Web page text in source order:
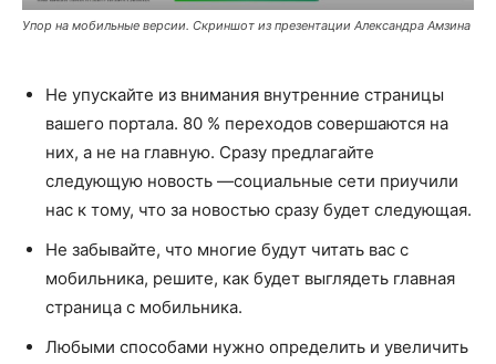
Упор на мобильные версии. Скриншот из презентации Александра Амзина
Не упускайте из внимания внутренние страницы
вашего портала. 80 % переходов совершаются на
них, а не на главную. Сразу предлагайте
следующую новость —социальные сети приучили
нас к тому, что за новостью сразу будет следующая.
Не забывайте, что многие будут читать вас с
мобильника, решите, как будет выглядеть главная
страница с мобильника.
Любыми способами нужно определить и увеличить